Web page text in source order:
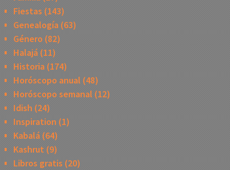
Fiestas (143)
Genealogía(63)
Género (82)
Halajá(11)
Historia(174)
Horóscopo anual (48)
Horóscopo semanal (12)
Idish (24)
Inspiration (1)
Kabalá(64)
Kashrut (9)
Libros gratis (20)